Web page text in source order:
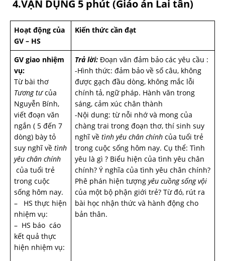
4.VẬN DỤNG 5 phút (Giáo án Lai tân)
Hoạt động của
GV – HS
Kiến thức cần đạt
GV giao nhiệm
vụ:
Từ bài thơ
Tương tưcủa
Nguyễn Bính,
viết đoạn văn
ngắn ( 5 đến 7
dòng) bày tỏ
suy nghĩ về tình
yêu chân chính
của tuổi trẻ
trong cuộc
sống hôm nay.
– HS thực hiện
nhiệm vụ:
– HS báo cáo
kết quả thực
hiện nhiệm vụ:
Trả lời: Đoạn văn đảm bảo các yêu cầu :
-Hình thức: đảm bảo về số câu, không
được gạch đầu dòng, không mắc lỗi
chính tả, ngữ pháp. Hành văn trong
sáng, cảm xúc chân thành
-Nội dung: từ nỗi nhớ và mong của
chàng trai trong đoạn thơ, thí sinh suy
nghĩ về tình yêu chân chính của tuổi trẻ
trong cuộc sống hôm nay. Cụ thể: Tình
yêu là gì ? Biểu hiện của tình yêu chân
chính? Ý nghĩa của tình yêu chân chính?
Phê phán hiện tượng yêu cuồng sống vội
của một bộ phận giới trẻ? Từ đó, rút ra
bài học nhận thức và hành động cho
bản thân.